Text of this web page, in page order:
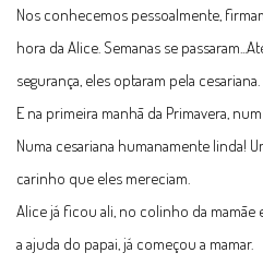
Nos conhecemos pessoalmente,
hora da Alice. Semanas se
segurança, eles optaram pela cesariana.
E na primeira manhã da Primavera,
Numa cesariana humanamente linda!
carinho que eles mereciam.
Alice já ficou ali, no colinho da
a ajuda do papai, já começou a mamar.